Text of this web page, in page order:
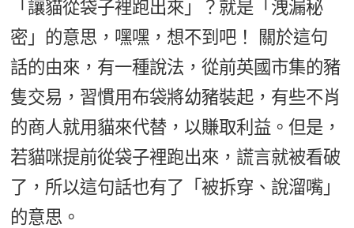
「讓貓從袋子裡跑出來」？就是「洩漏秘
密」的意思，嘿嘿，想不到吧！ 關於這句
話的由來，有一種說法，從前英國市集的豬
隻交易，習慣用布袋將幼豬裝起，有些不肖
的商人就用貓來代替，以賺取利益。但是，
若貓咪提前從袋子裡跑出來，謊言就被看破
了，所以這句話也有了「被拆穿、說溜嘴」
的意思。